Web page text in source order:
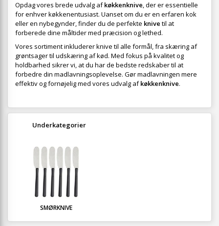
Opdag vores brede udvalg afkøkkenknive, der er essentielle
for enhver køkkenentusiast. Uanset om du er en erfaren kok
eller en nybegynder, finder du de perfekte knive til at
forberede dine måltider med præcision og lethed.
Vores sortiment inkluderer knive til alle formål, fra skæring af
grøntsager til udskæring af kød. Med fokus på kvalitet og
holdbarhed sikrer vi, at du har de bedste redskaber til at
forbedre din madlavningsoplevelse. Gør madlavningen mere
effektiv og fornøjelig med vores udvalg afkøkkenknive.
Underkategorier
SMØRKNIVE